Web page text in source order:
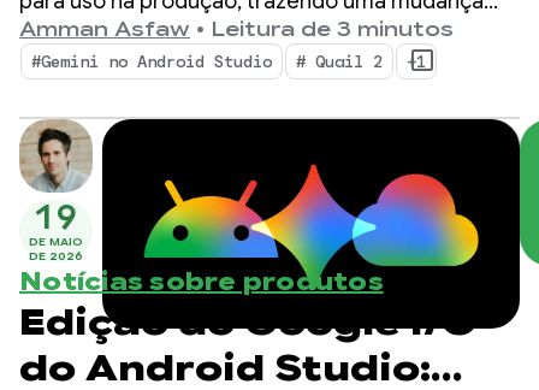
Android Studio
para o ambiente de desenvolvimento integrado
com fluxos de trabalho agênticos simultâneos,
criação de perfil de vazamento de memória
integrada nativamente e correção de falhas com
reconhecimento de contexto.
Amman Asfaw • Leitura de 3 minutos
#Gemini no Android Studio # Quail 2 +1
19
DE MAIO
DE 2026
Notícias sobre produtos
Edição do Google I/O
do Android Studio: